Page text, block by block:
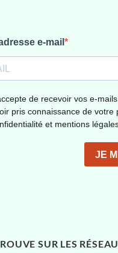
SUR LES